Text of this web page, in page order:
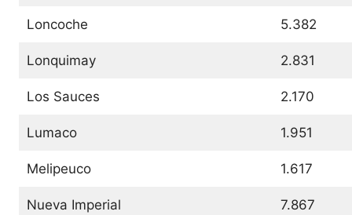
Loncoche 5.382
Lonquimay 2.831
Los Sauces 2.170
Lumaco 1.951
Melipeuco 1.617
Nueva Imperial 7.867